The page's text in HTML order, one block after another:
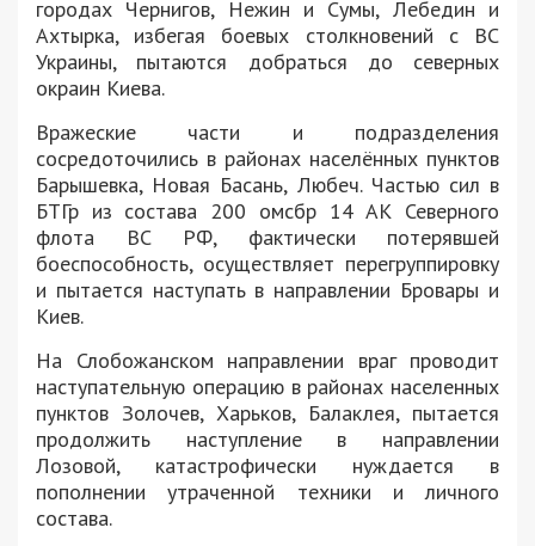
городах Чернигов, Нежин и Сумы, Лебедин и
Ахтырка, избегая боевых столкновений с ВС
Украины, пытаются добраться до северных
окраин Киева.
Вражеские части и подразделения
сосредоточились в районах населённых пунктов
Барышевка, Новая Басань, Любеч. Частью сил в
БТГр из состава 200 омсбр 14 АК Северного
флота ВС РФ, фактически потерявшей
боеспособность, осуществляет перегруппировку
и пытается наступать в направлении Бровары и
Киев.
На Слобожанском направлении враг проводит
наступательную операцию в районах населенных
пунктов Золочев, Харьков, Балаклея, пытается
продолжить наступление в направлении
Лозовой, катастрофически нуждается в
пополнении утраченной техники и личного
состава.